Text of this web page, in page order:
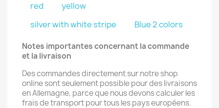
red
yellow
silver with white stripe
Blue 2 colors
Notes importantes concernant la commande
et la livraison
Des commandes directement sur notre shop
online sont seulement possible pour des livraisons
en Allemagne, parce que nous devons calculer les
frais de transport pour tous les pays européens.